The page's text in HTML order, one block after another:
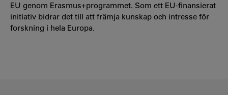
EU genom Erasmus+programmet. Som ett EU-finansierat
initiativ bidrar det till att främja kunskap och intresse för
forskning i hela Europa.